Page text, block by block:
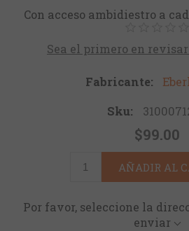
Con acceso ambidiestro a
Sea el primero en
Fabricante:
Sku:
$99.00
AÑADIR AL
Por favor, seleccione la
enviar